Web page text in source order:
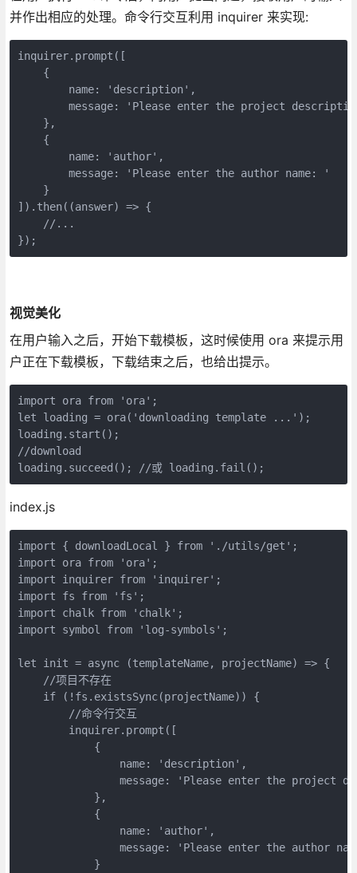
并作出相应的处理。命令行交互利用 inquirer 来实现:
inquirer.prompt([
    {
        name: 'description',
message: 'Please enter the project
    },
    {
        name: 'author',
        message: 'Please enter the author name: '
    }
]).then((answer) => {
    //...
});
视觉美化
在用户输入之后，开始下载模板，这时候使用 ora 来提示用
户正在下载模板，下载结束之后，也给出提示。
import ora from 'ora';
let loading = ora('downloading template ...');
loading.start();
//download
loading.succeed(); //或 loading.fail();
index.js
import { downloadLocal } from './utils/get';
import ora from 'ora';
import inquirer from 'inquirer';
import fs from 'fs';
import chalk from 'chalk';
import symbol from 'log-symbols';
let init = async (templateName, projectName) => {
    //项目不存在
    if (!fs.existsSync(projectName)) {
        //命令行交互
        inquirer.prompt([
            {
                name: 'description',
message: 'Please enter the project
            },
            {
                name: 'author',
message: 'Please enter the author
            }